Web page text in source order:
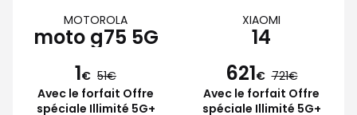
MOTOROLA
moto g75 5G
1€ 51
Avec le forfait Offre
spéciale Illimité 5G+
XIAOMI
14
621€ 721
Avec le forfait Offre
spéciale Illimité 5G+